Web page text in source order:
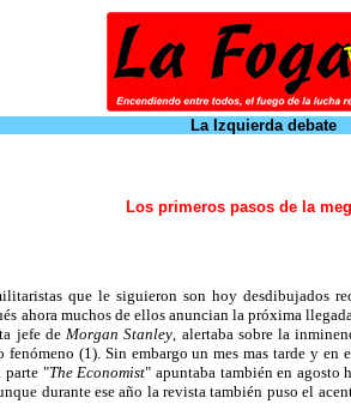
La Izquierda debate
Los primeros pasos de la
que le siguieron son hoy desdibujados
ahora muchos de ellos anuncian la próxima
jefe de Morgan Stanley , alertaba sobre la
(1). Sin embargo un mes mas tarde y en
parte "The Economist" apuntaba también en agosto
durante ese año la revista también puso el